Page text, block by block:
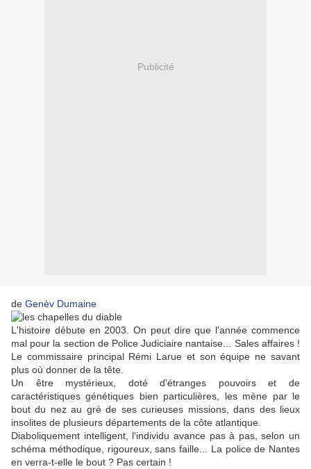
Publicité
de Genèv Dumaine
L'histoire débute en 2003. On peut dire que l'année commence
mal pour la section de Police Judiciaire nantaise... Sales affaires !
Le commissaire principal Rémi Larue et son équipe ne savant
plus où donner de la tête.
Un être mystérieux, doté d'étranges pouvoirs et de
caractéristiques génétiques bien particulières, les mène par le
bout du nez au gré de ses curieuses missions, dans des lieux
insolites de plusieurs départements de la côte atlantique.
Diaboliquement intelligent, l'individu avance pas à pas, selon un
schéma méthodique, rigoureux, sans faille... La police de Nantes
en verra-t-elle le bout ? Pas certain !